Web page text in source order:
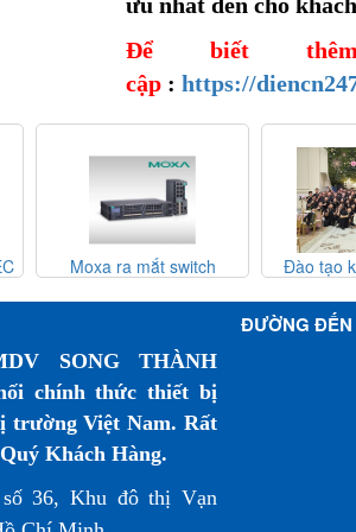
Để biết
cập : https://
Moxa ra mắt switch
Đào tạo kỹ
SONG THÀNH
chính thức thiết bị
trường Việt Nam. Rất
Khách Hàng.
36, Khu đô thị Vạn
ĐƯỜNG ĐẾN